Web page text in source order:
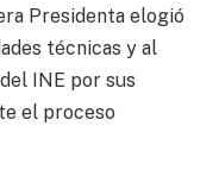
Presidenta elogió
técnicas y al
INE por sus
el proceso